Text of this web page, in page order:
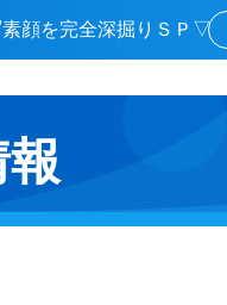
顔を完全深掘りＳＰ▽